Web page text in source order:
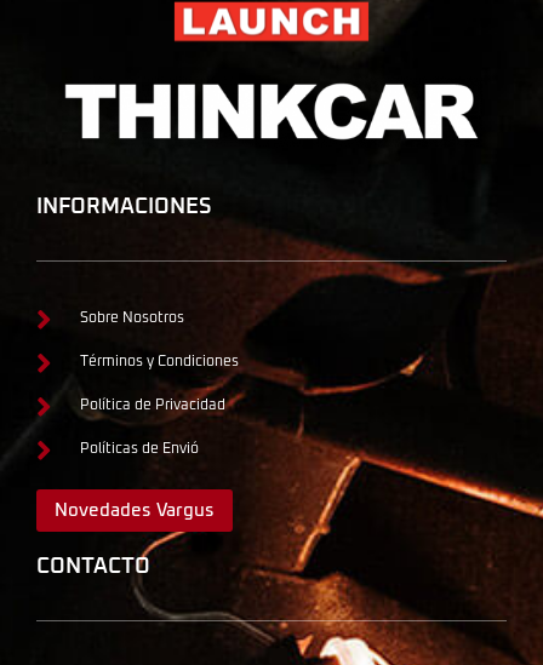
INFORMACIONES
Sobre Nosotros
Términos y Condiciones
Política de Privacidad
Políticas de Envió
Novedades Vargus
CONTACTO